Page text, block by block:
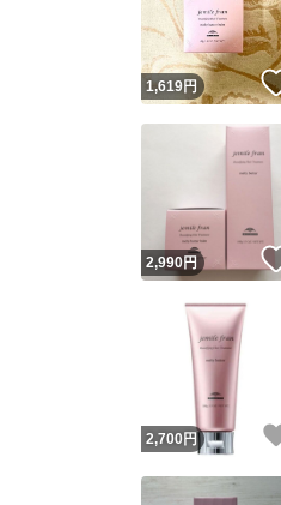
1,619円
2,990円
2,700 円